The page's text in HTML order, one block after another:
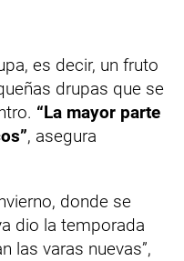
es decir, un fruto
drupas que se
“La mayor parte
, asegura
donde se
dio la temporada
las varas nuevas”,